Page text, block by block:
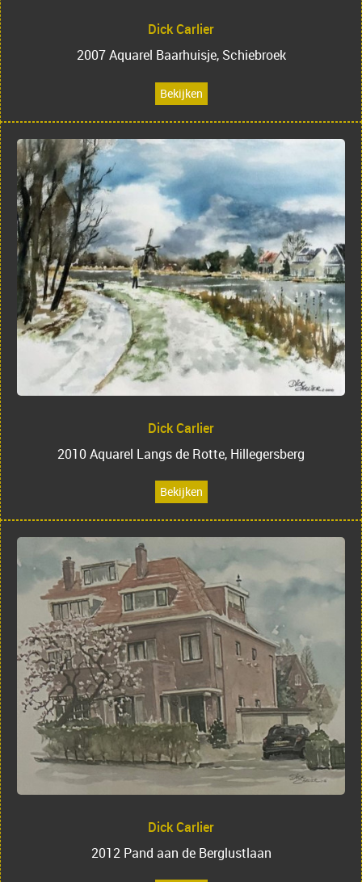
Dick Carlier
2007 Aquarel Baarhuisje, Schiebroek
Bekijken
Dick Carlier
2010 Aquarel Langs de Rotte, Hillegersberg
Bekijken
Dick Carlier
2012 Pand aan de Berglustlaan